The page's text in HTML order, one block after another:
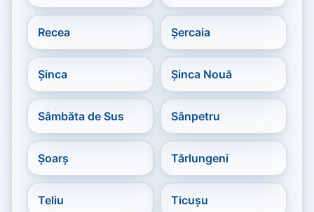
Recea Șercaia
Șinca Șinca Nouă
Sâmbăta de Sus Sânpetru
Șoarș Tărlungeni
Teliu Ticușu